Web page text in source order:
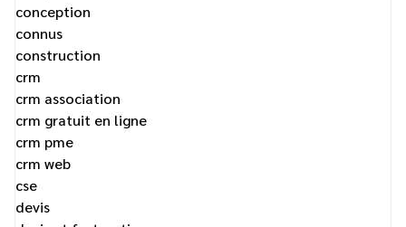
conception
connus
construction
crm
crm association
crm gratuit en ligne
crm pme
crm web
cse
devis